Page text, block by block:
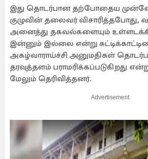
இது தொடர்பான தற்போதைய
குழுவின் தலைவர் விசாரித்தபோது,
அனைத்து தகவல்களையும்
இன்னும் இல்லை என்று
அகழ்வாராய்ச்சி அனுமதிகள்
தரவுத்தளம் பராமரிக்கப்படுகிறது
மேலும் தெரிவித்தனர்.
Advertisement